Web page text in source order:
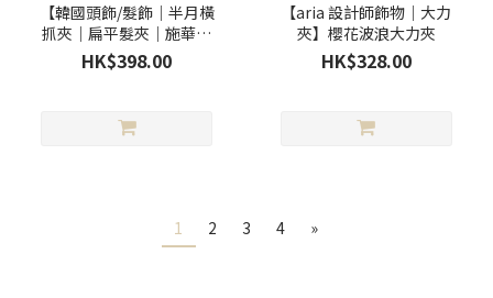
【韓國頭飾/髮飾｜半月橫
抓夾｜扁平髮夾｜施華洛
水晶】網紗蝴蝶結水鑽髮
夾／8色
HK$398.00
【aria 設計師飾物｜大力
夾】櫻花波浪大力夾
HK$328.00
1 2 3 4 »